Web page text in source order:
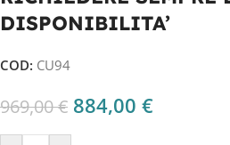
DISPONIBILITA’
COD: CU94
969,00€ 884,00 €